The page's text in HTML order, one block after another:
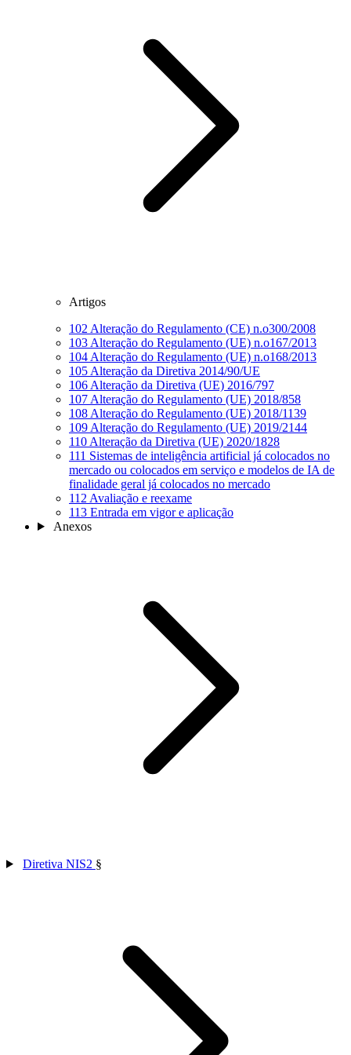
Artigos
102 Alteração do Regulamento (CE) n.o300/2008
103 Alteração do Regulamento (UE) n.o167/2013
104 Alteração do Regulamento (UE) n.o168/2013
105 Alteração da Diretiva 2014/90/UE
106 Alteração da Diretiva (UE) 2016/797
107 Alteração do Regulamento (UE) 2018/858
108 Alteração do Regulamento (UE) 2018/1139
109 Alteração do Regulamento (UE) 2019/2144
110 Alteração da Diretiva (UE) 2020/1828
111 Sistemas de inteligência artificial já colocados no
mercado ou colocados em serviço e modelos de IA de
finalidade geral já colocados no mercado
112 Avaliação e reexame
113 Entrada em vigor e aplicação
Anexos
Diretiva NIS2 §